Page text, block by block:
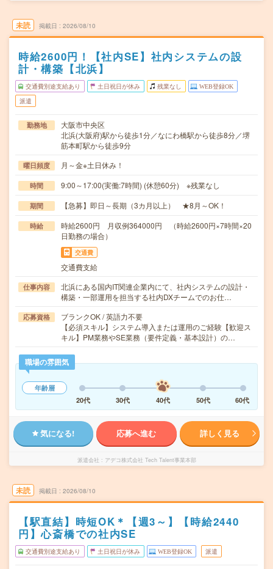
未読 掲載日 2026/08/10
時給2600円！【社内SE】社内システムの設
計・構築【北浜】
交通費別途支給あり 土日祝日が休み 残業なし WEB登録OK
派遣
勤務地
大阪市中央区
北浜(大阪府)駅から徒歩1分／なにわ橋駅から徒歩8分／堺
筋本町駅から徒歩9分
曜日頻度 月～金※土日休み！
時間 9:00～17:00(実働:7時間) (休憩60分) ※残業なし
期間 【急募】即日～長期（3カ月以上） ★8月～OK！
時給
時給2600円 月収例364000円 （時給2600円×7時間×20
日勤務の場合）
交通費
交通費支給
仕事内容
北浜にある国内IT関連企業内にて、社内システムの設計・
構築・一部運用を担当する社内DXチームでのお仕…
応募資格
ブランクOK / 英語力不要
【必須スキル】システム導入または運用のご経験【歓迎ス
キル】PM業務やSE業務（要件定義・基本設計）の…
職場の雰囲気
年齢層
20代
30代 40代 50代 60代
気になる! 応募へ進む 詳しく見る
派遣会社 アデコ株式会社 Tech Talent事業本部
未読 掲載日 2026/08/10
【駅直結】時短OK＊【週3～】【時給2440
円】心斎橋での社内SE
交通費別途支給あり 土日祝日が休み WEB登録OK 派遣